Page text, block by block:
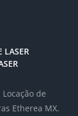
LASER
de
Etherea MX.